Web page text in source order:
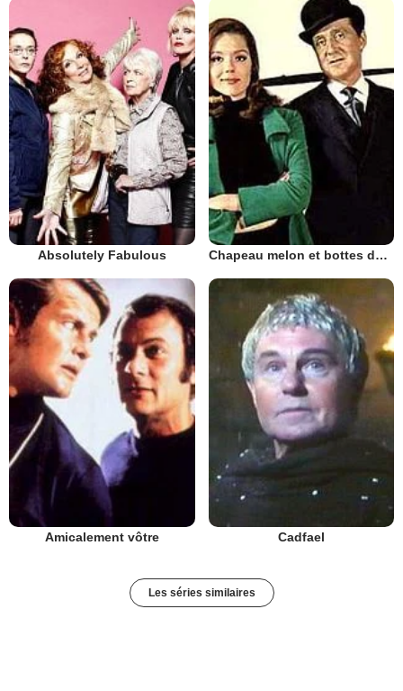
Absolutely Fabulous Chapeau melon et bottes de cuir - 1961
Amicalement vôtre Cadfael
Les séries similaires